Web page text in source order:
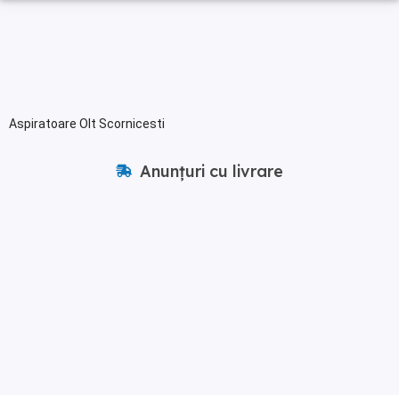
Aspiratoare Olt Scornicesti
Anunțuri cu livrare